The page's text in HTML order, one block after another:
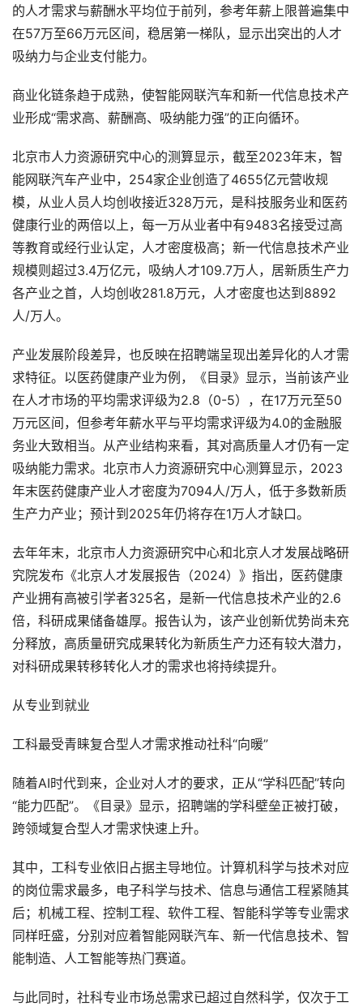
的人才需求与薪酬水平均位于前列，参考年薪上限普遍集中
在57万至66万元区间，稳居第一梯队，显示出突出的人才
吸纳力与企业支付能力。
商业化链条趋于成熟，使智能网联汽车和新一代信息技术产
业形成“需求高、薪酬高、吸纳能力强”的正向循环。
北京市人力资源研究中心的测算显示，截至2023年末，智
能网联汽车产业中，254家企业创造了4655亿元营收规
模，从业人员人均创收接近328万元，是科技服务业和医药
健康行业的两倍以上，每一万从业者中有9483名接受过高
等教育或经行业认定，人才密度极高；新一代信息技术产业
规模则超过3.4万亿元，吸纳人才109.7万人，居新质生产力
各产业之首，人均创收281.8万元，人才密度也达到8892
人/万人。
产业发展阶段差异，也反映在招聘端呈现出差异化的人才需
求特征。以医药健康产业为例，《目录》显示，当前该产业
在人才市场的平均需求评级为2.8（0-5），在17万元至50
万元区间，但参考年薪水平与平均需求评级为4.0的金融服
务业大致相当。从产业结构来看，其对高质量人才仍有一定
吸纳能力需求。北京市人力资源研究中心测算显示，2023
年末医药健康产业人才密度为7094人/万人，低于多数新质
生产力产业；预计到2025年仍将存在1万人才缺口。
去年年末，北京市人力资源研究中心和北京人才发展战略研
究院发布《北京人才发展报告（2024）》指出，医药健康
产业拥有高被引学者325名，是新一代信息技术产业的2.6
倍，科研成果储备雄厚。报告认为，该产业创新优势尚未充
分释放，高质量研究成果转化为新质生产力还有较大潜力，
对科研成果转移转化人才的需求也将持续提升。
从专业到就业
工科最受青睐复合型人才需求推动社科“向暖”
随着AI时代到来，企业对人才的要求，正从“学科匹配”转向
“能力匹配”。《目录》显示，招聘端的学科壁垒正被打破，
跨领域复合型人才需求快速上升。
其中，工科专业依旧占据主导地位。计算机科学与技术对应
的岗位需求最多，电子科学与技术、信息与通信工程紧随其
后；机械工程、控制工程、软件工程、智能科学等专业需求
同样旺盛，分别对应着智能网联汽车、新一代信息技术、智
能制造、人工智能等热门赛道。
与此同时，社科专业市场总需求已超过自然科学，仅次于工